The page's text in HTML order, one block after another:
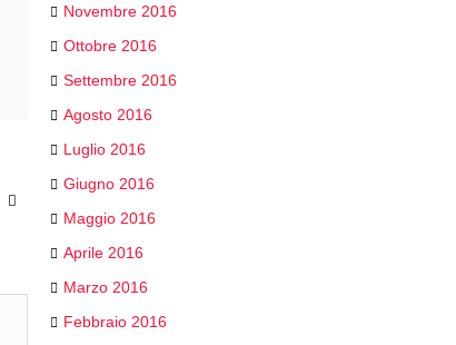
Novembre 2016
Ottobre 2016
Settembre 2016
Agosto 2016
Luglio 2016
Giugno 2016
Maggio 2016
Aprile 2016
Marzo 2016
Febbraio 2016